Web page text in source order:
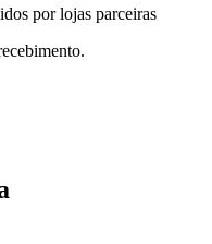
por lojas parceiras